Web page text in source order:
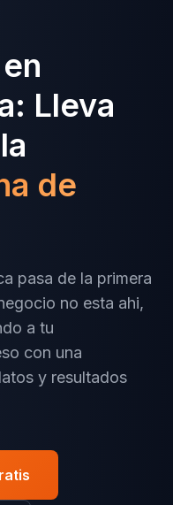
Lleva
de
pasa de la primera
no esta ahi,
a tu
con una
y resultados